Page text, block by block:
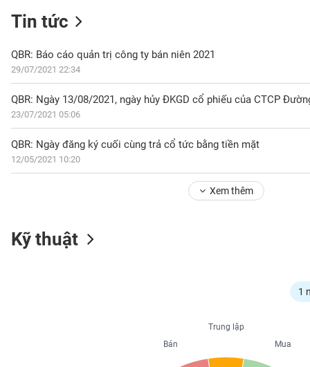
Tin tức
QBR: Báo cáo quản trị công ty bán niên 2021
29/07/2021 22:34
QBR: Ngày 13/08/2021, ngày hủy ĐKGD cổ phiếu của CTCP
23/07/2021 05:06
QBR: Ngày đăng ký cuối cùng trả cổ tức bằng tiền mặt
12/05/2021 10:20
Xem thêm
Kỹ thuật
1
Trung lập
Mua
Bán
DOANH
NGHIỆP
CỔ
SINH